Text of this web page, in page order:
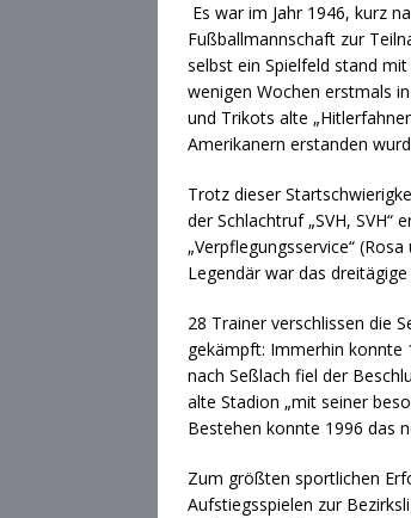
Es war im Jahr 1946, kurz
Fußballmannschaft zur
selbst ein Spielfeld stand
wenigen Wochen erstmals
und Trikots alte
Amerikanern erstanden
Trotz dieser
der Schlachtruf „SVH,
„Verpflegungsservice“
Legendär war das
28 Trainer verschlissen die
gekämpft: Immerhin konnte
nach Seßlach fiel der
alte Stadion „mit seiner
Bestehen konnte 1996 das
Zum größten sportlichen
Aufstiegsspielen zur